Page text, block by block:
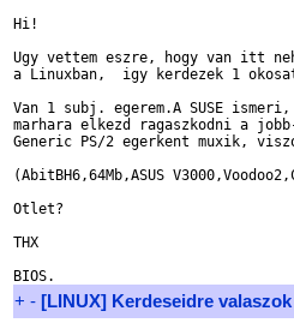
Hi!
Ugy vettem eszre, hogy van itt
a Linuxban,  igy kerdezek 1
Van 1 subj. egerem.A SUSE
marhara elkezd ragaszkodni a
Generic PS/2 egerkent muxik,
(AbitBH6,64Mb,ASUS
Otlet?
THX
+ - [LINUX] Kerdeseidre valaszok